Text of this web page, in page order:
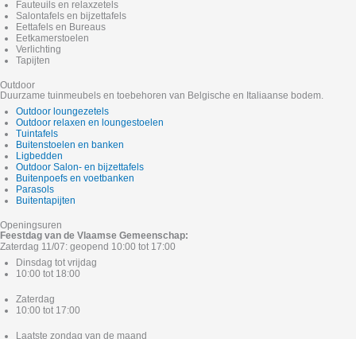
Fauteuils en relaxzetels
Salontafels en bijzettafels
Eettafels en Bureaus
Eetkamerstoelen
Verlichting
Tapijten
Outdoor
Duurzame tuinmeubels en toebehoren van Belgische en Italiaanse bodem.
Outdoor loungezetels
Outdoor relaxen en loungestoelen
Tuintafels
Buitenstoelen en banken
Ligbedden
Outdoor Salon- en bijzettafels
Buitenpoefs en voetbanken
Parasols
Buitentapijten
Openingsuren
Feestdag van de Vlaamse Gemeenschap:
Zaterdag 11/07: geopend 10:00 tot 17:00
Dinsdag tot vrijdag
10:00 tot 18:00
Zaterdag
10:00 tot 17:00
Laatste zondag van de maand